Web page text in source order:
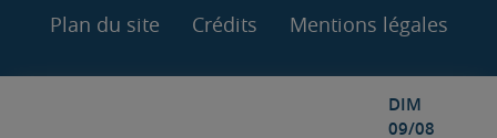
DIM
09/08
Plan du site Crédits Mentions légales